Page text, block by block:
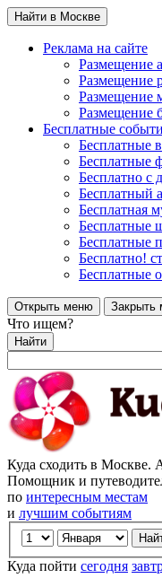
Найти в Москве
Реклама на сайте
Размещение
Размещение
Размещение
Размещение
Бесплатные
Бесплатные
Бесплатные
Бесплатно с
Бесплатный
Бесплатная
Бесплатные
Бесплатные
Бесплатно!
Бесплатные
Открыть меню Закрыть
Что ищем?
Найти
Куда сходить в Москве.
Помощник и
по интересным местам
и лучшим событиям
Куда пойти сегодня